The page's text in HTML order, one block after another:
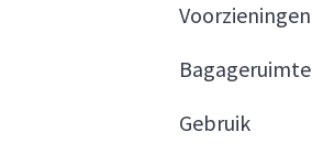
Voorzieningen
Bagageruimte
Gebruik